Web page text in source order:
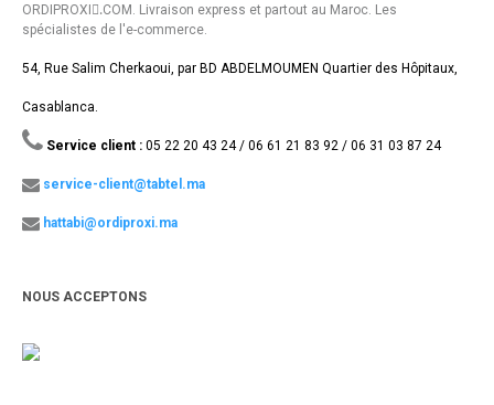
ORDIPROXI.ِCOM. Livraison express et partout au Maroc. Les
spécialistes de l'e-commerce.
54, Rue Salim Cherkaoui, par BD ABDELMOUMEN Quartier des Hôpitaux,
Casablanca.
Service client : 05 22 20 43 24 / 06 61 21 83 92 / 06 31 03 87 24
service-client@tabtel.ma
hattabi@ordiproxi.ma
NOUS ACCEPTONS